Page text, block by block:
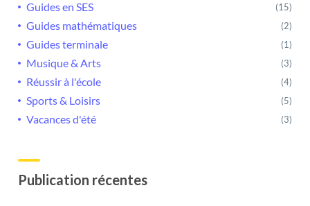
Guides en SES (15)
Guides mathématiques (2)
Guides terminale (1)
Musique & Arts (3)
Réussir à l'école (4)
Sports & Loisirs (5)
Vacances d'été (3)
Publication récentes